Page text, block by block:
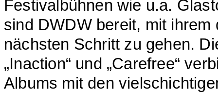
Festivalbühnen wie u.a.
sind DWDW bereit, mit ihrem
nächsten Schritt zu gehen.
„Inaction“ und „Carefree“
Albums mit den